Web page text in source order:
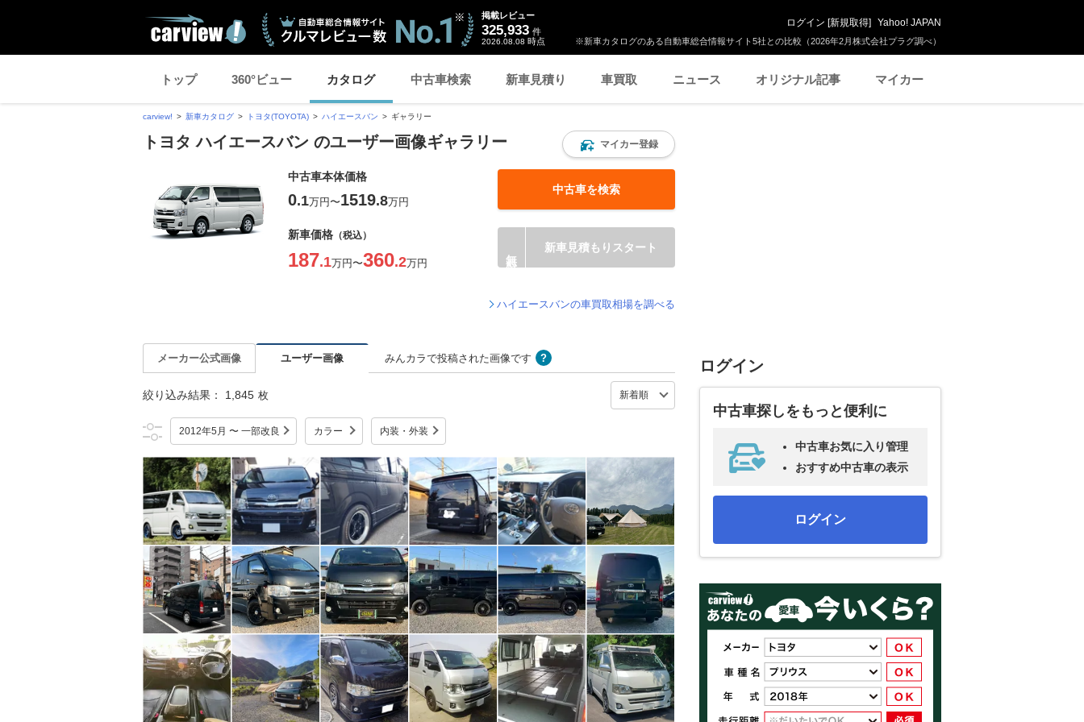
※新車カタログのある自動車総合情報サイト5社との比較（2026年2月株式会社プラグ調べ）
掲載レビュー
325,933 件
2026.08.08 時点
ログイン [新規取得] Yahoo! JAPAN
トップ 360°ビュー カタログ 中古車検索 新車見積り 車買取 ニュース オリジナル記事 マイカー
carview! 新車カタログ トヨタ(TOYOTA) ハイエースバン ギャラリー
トヨタ ハイエースバン のユーザー画像ギャラリー マイカー登録
中古車本体価格
0.1万円〜1519.8万円
中古車を検索
新車価格 （税込）
187.1万円〜360.2万円
新車見積もりスタート
ハイエースバンの車買取相場を調べる
メーカー公式画像 ユーザー画像 みんカラで投稿された画像です
絞り込み結果： 1,845 枚
2012年5月 〜 一部改良 カラー 内装・外装
ログイン
中古車探しをもっと便利に
中古車お気に入り管理
おすすめ中古車の表示
ログイン